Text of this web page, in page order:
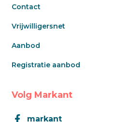
Contact
Vrijwilligersnet
Aanbod
Registratie aanbod
Volg Markant
markant